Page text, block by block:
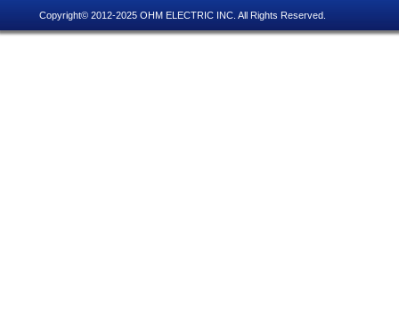
Copyright© 2012-2025 OHM ELECTRIC INC. All Rights Reserved.